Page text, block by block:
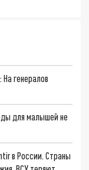
генералов
для малышей не
в России. Страны